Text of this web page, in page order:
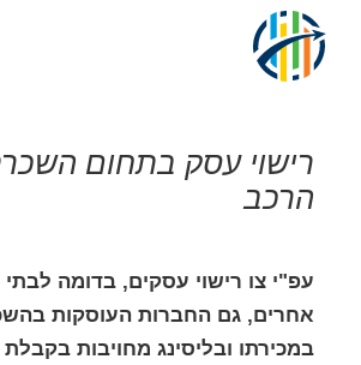
רישוי עסק בתחום
הרכב
עפ"י צו רישוי עסקים, בדומה
אחרים, גם החברות העוסקות
במכירתו ובליסינג מחויבות